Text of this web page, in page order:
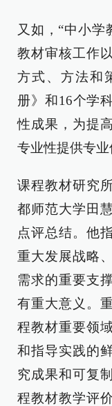
又如，“中小学
教材审核工作
方式、方法和
册》和16个学
性成果，为提
专业性提供专业
课程教材研究
都师范大学田
点评总结。他
重大发展战略
需求的重要支
有重大意义。
程教材重要领
和指导实践的
究成果和可复
程教材教学评